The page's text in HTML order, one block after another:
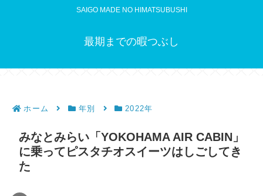
SAIGO MADE NO HIMATSUBUSHI
最期までの暇つぶし
ホーム 年別 2022年
みなとみらい「YOKOHAMA AIR CABIN」
に乗ってピスタチオスイーツはしごしてき
た